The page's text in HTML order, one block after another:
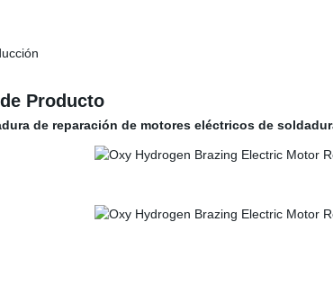
Producto
de reparación de motores eléctricos de